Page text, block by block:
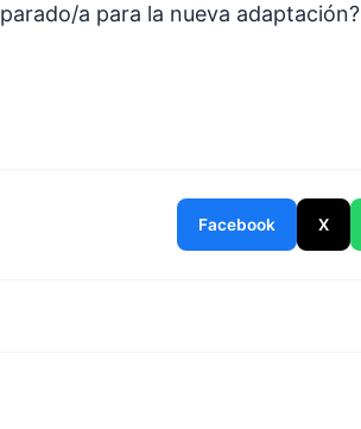
a para la nueva adaptación?
Facebook X